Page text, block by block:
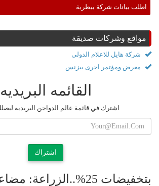
اطلب بيانات شركة بيطرية
مواقع وشركات صديقة
شركة هايل للاعلام الدولى
معرض ومؤتمر اجرى بيزنس
القائمه البريديه
اشترك في قائمة عالم الدواجن البريديه
اشتراك
بتخفيضات